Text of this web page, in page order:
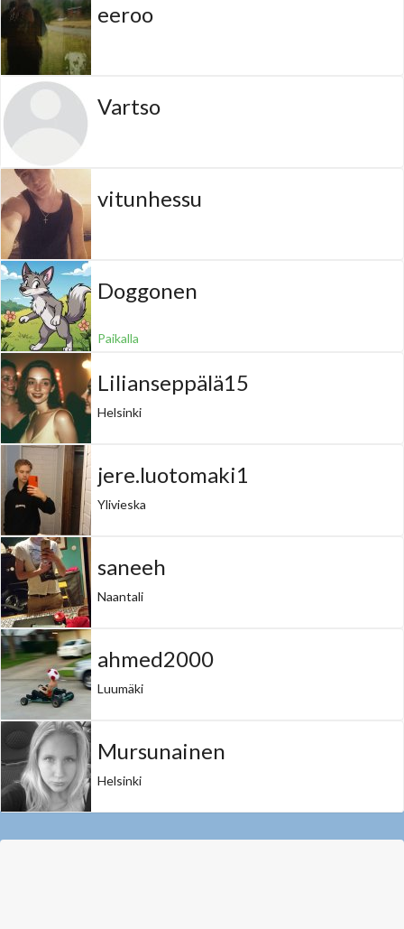
eeroo
Vartso
vitunhessu
Doggonen
Paikalla
Lilianseppälä15
Helsinki
jere.luotomaki1
Ylivieska
saneeh
Naantali
ahmed2000
Luumäki
Mursunainen
Helsinki